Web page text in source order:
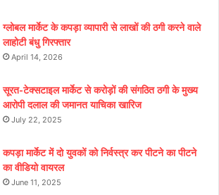
ग्लोबल मार्केट के कपड़ा व्यापारी से लाखों की ठगी करने वाले
लाहोटी बंधु गिरफ्तार
April 14, 2026
सूरत-टेक्सटाइल मार्केट से करोड़ों की संगठित ठगी के मुख्य
आरोपी दलाल की जमानत याचिका खारिज
July 22, 2025
कपड़ा मार्केट में दो युवकों को निर्वस्त्र कर पीटने का पीटने
का वीडियो वायरल
June 11, 2025